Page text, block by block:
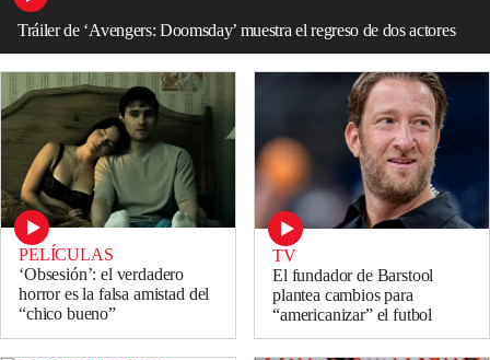
Tráiler de ‘Avengers: Doomsday’ muestra el regreso de dos actores
PELÍCULAS
‘Obsesión’: el verdadero
horror es la falsa amistad del
“chico bueno”
TV
El fundador de Barstool
plantea cambios para
“americanizar” el futbol